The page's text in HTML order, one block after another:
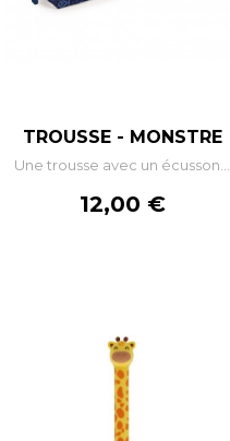
TROUSSE - MONSTRE
Une trousse avec un écusson...
Prix
12,00 €